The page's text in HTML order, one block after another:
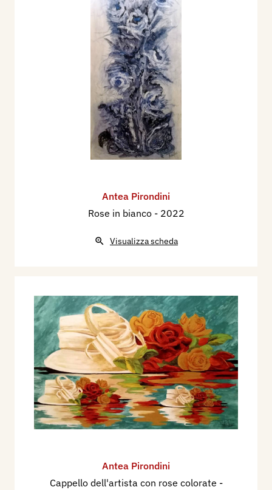
Antea Pirondini
Rose in bianco - 2022
Visualizza scheda
Antea Pirondini
Cappello dell'artista con rose colorate -